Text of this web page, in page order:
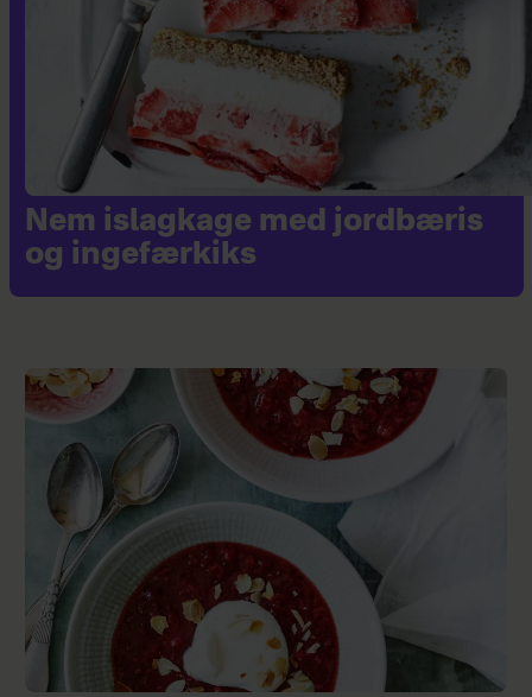
Nem islagkage med jordbæris
og ingefærkiks